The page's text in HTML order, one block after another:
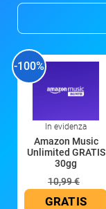
-100%
In evidenza
Amazon Music
Unlimited GRATIS
30gg
10,99 €
GRATIS